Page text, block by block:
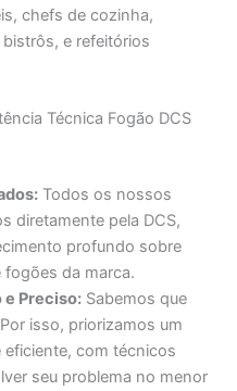
chefs de cozinha,
e refeitórios
Técnica Fogão DCS
Todos os nossos
diretamente pela DCS,
profundo sobre
da marca.
e Preciso: Sabemos que
isso, priorizamos um
com técnicos
seu problema no menor